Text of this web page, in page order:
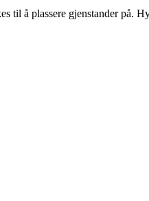
å plassere gjenstander på.